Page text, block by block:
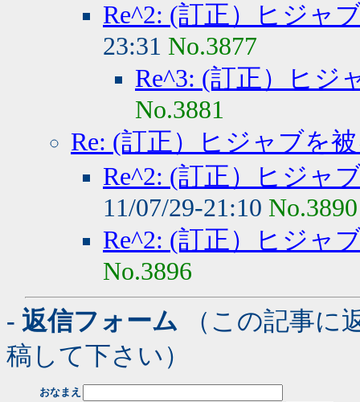
Re^2: (訂正）ヒジャ
23:31 No.3877
Re^3: (訂正）ヒジ
No.3881
Re: (訂正）ヒジャブを
Re^2: (訂正）ヒジャ
11/07/29-21:10 No.3890
Re^2: (訂正）ヒジャ
No.3896
- 返信フォーム （この記事に
稿して下さい）
おなまえ